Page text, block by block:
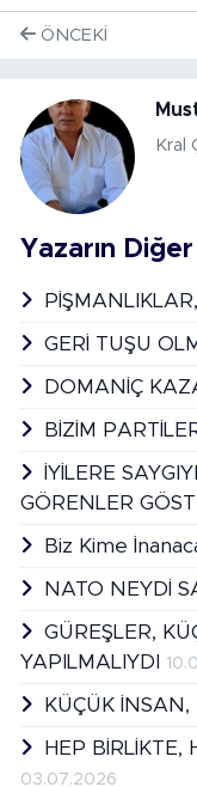
ÖNCEKI
Kral
Yazarın Diğer
GERİ TUŞU
DOMANİÇ
BİZİM
İYİLERE
GÖRENLER
Biz Kime
NATO NEYDİ
GÜREŞLER,
YAPILMALIYDI
KÜÇÜK
HEP BİRLİKTE,
03.07.2026